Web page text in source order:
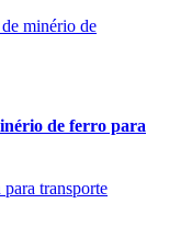
de ferro para